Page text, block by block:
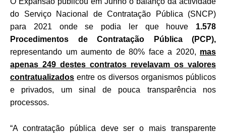
do Serviço Nacional de Contratação Pública (SNCP)
para 2021 onde se podia ler que houve 1.578
Procedimentos de Contratação Pública (PCP),
representando um aumento de 80% face a 2020, mas
apenas 249 destes contratos revelavam os valores
contratualizados entre os diversos organismos públicos
e privados, um sinal de pouca transparência nos
processos.
“A contratação pública deve ser o mais transparente